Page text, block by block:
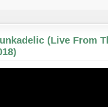
(Live From